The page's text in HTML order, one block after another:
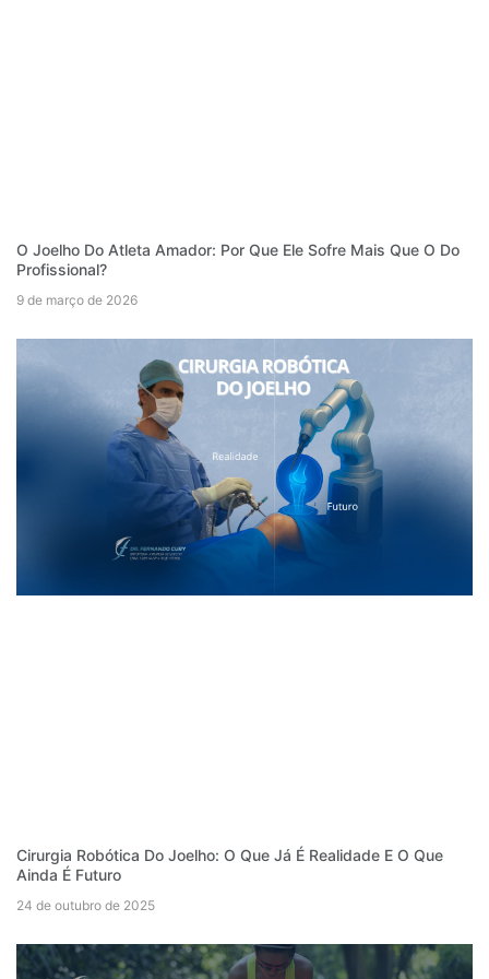
O Joelho Do Atleta Amador: Por Que Ele Sofre Mais Que O Do
Profissional?
9 de março de 2026
Cirurgia Robótica Do Joelho: O Que Já É Realidade E O Que
Ainda É Futuro
24 de outubro de 2025